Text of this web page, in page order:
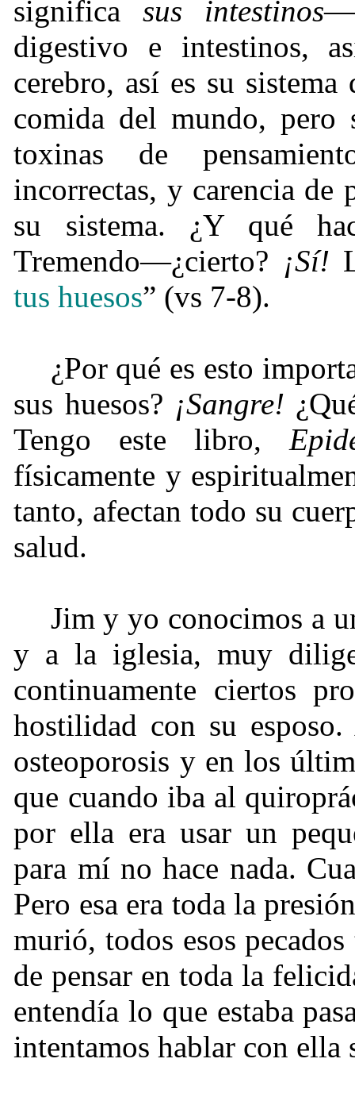
significasus intestinos
digestivo e intestinos,
cerebro, así es su
comida del mundo, pero
toxinas de
incorrectas, y carencia de
su sistema. ¿Y qué
Tremendo—¿cierto? ¡Sí!
tus huesos” (vs 7-8).
¿Por qué es esto
sus huesos? ¡Sangre!
Tengo este libro,
físicamente y
tanto, afectan todo su
salud.
Jim y yo conocimos a
y a la iglesia, muy
continuamente ciertos
hostilidad con su
osteoporosis y en los
que cuando iba al
por ella era usar un
para mí no hace nada.
Pero esa era toda la
murió, todos esos
de pensar en toda la
entendía lo que estaba
intentamos hablar con ella